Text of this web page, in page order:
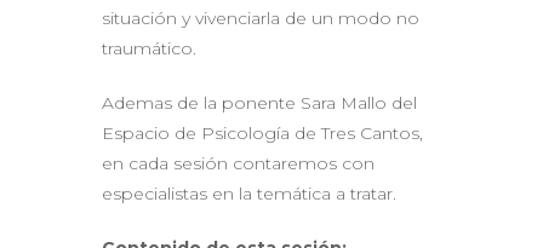
situación y vivenciarla de un modo no
traumático.
Ademas de la ponente Sara Mallo del
Espacio de Psicología de Tres Cantos,
en cada sesión contaremos con
especialistas en la temática a tratar.